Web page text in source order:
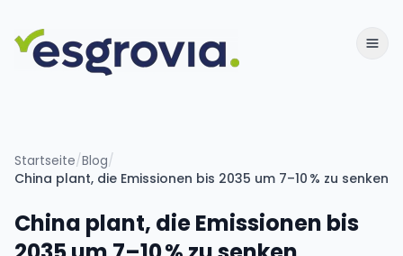
Startseite/Blog/
China plant, die Emissionen bis 2035 um 7–10 % zu senken
China plant, die Emissionen bis